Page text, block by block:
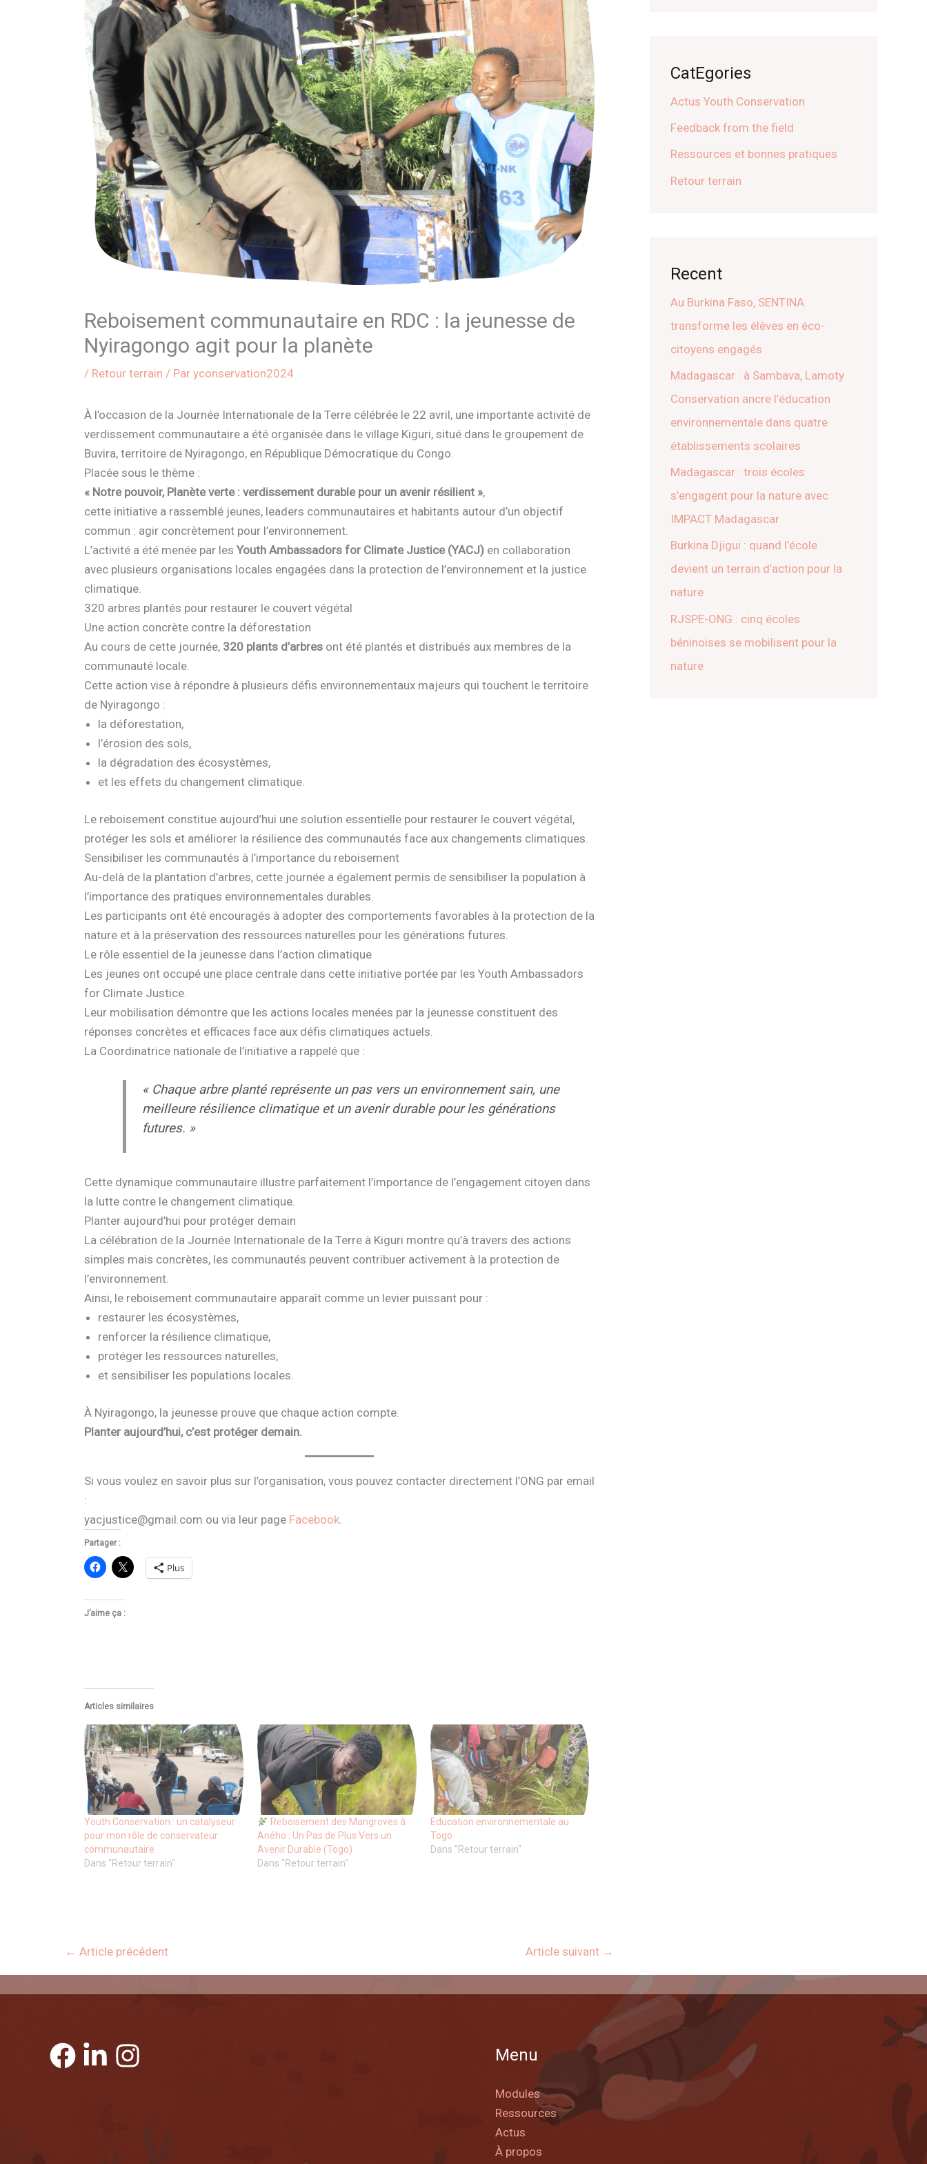
Reboisement communautaire en RDC : la jeunesse de
Nyiragongo agit pour la planète
/ Retour terrain / Par yconservation2024
À l’occasion de la Journée Internationale de la Terre célébrée le 22 avril, une importante activité de
verdissement communautaire a été organisée dans le village Kiguri, situé dans le groupement de
Buvira, territoire de Nyiragongo, en République Démocratique du Congo.
Placée sous le thème :
« Notre pouvoir, Planète verte : verdissement durable pour un avenir résilient »,
cette initiative a rassemblé jeunes, leaders communautaires et habitants autour d’un objectif
commun : agir concrètement pour l’environnement.
L’activité a été menée par les Youth Ambassadors for Climate Justice (YACJ) en collaboration
avec plusieurs organisations locales engagées dans la protection de l’environnement et la justice
climatique.
320 arbres plantés pour restaurer le couvert végétal
Une action concrète contre la déforestation
Au cours de cette journée, 320 plants d’arbres ont été plantés et distribués aux membres de la
communauté locale.
Cette action vise à répondre à plusieurs défis environnementaux majeurs qui touchent le territoire
de Nyiragongo :
la déforestation,
l’érosion des sols,
la dégradation des écosystèmes,
et les effets du changement climatique.
Le reboisement constitue aujourd’hui une solution essentielle pour restaurer le couvert végétal,
protéger les sols et améliorer la résilience des communautés face aux changements climatiques.
Sensibiliser les communautés à l’importance du reboisement
Au-delà de la plantation d’arbres, cette journée a également permis de sensibiliser la population à
l’importance des pratiques environnementales durables.
Les participants ont été encouragés à adopter des comportements favorables à la protection de la
nature et à la préservation des ressources naturelles pour les générations futures.
Le rôle essentiel de la jeunesse dans l’action climatique
Les jeunes ont occupé une place centrale dans cette initiative portée par les Youth Ambassadors
for Climate Justice.
Leur mobilisation démontre que les actions locales menées par la jeunesse constituent des
réponses concrètes et efficaces face aux défis climatiques actuels.
La Coordinatrice nationale de l’initiative a rappelé que :
« Chaque arbre planté représente un pas vers un environnement sain, une
meilleure résilience climatique et un avenir durable pour les générations
futures. »
Cette dynamique communautaire illustre parfaitement l’importance de l’engagement citoyen dans
la lutte contre le changement climatique.
Planter aujourd’hui pour protéger demain
La célébration de la Journée Internationale de la Terre à Kiguri montre qu’à travers des actions
simples mais concrètes, les communautés peuvent contribuer activement à la protection de
l’environnement.
Ainsi, le reboisement communautaire apparaît comme un levier puissant pour :
restaurer les écosystèmes,
renforcer la résilience climatique,
protéger les ressources naturelles,
et sensibiliser les populations locales.
À Nyiragongo, la jeunesse prouve que chaque action compte.
Planter aujourd’hui, c’est protéger demain.
Si vous voulez en savoir plus sur l’organisation, vous pouvez contacter directement l’ONG par email
:
yacjustice@gmail.com ou via leur page Facebook
Partager :
Plus
J’aime ça :
Articles similaires
Youth Conservation : un catalyseur
pour mon rôle de conservateur
communautaire
Dans "Retour terrain"
Reboisement des Mangroves à
Aného : Un Pas de Plus Vers un
Avenir Durable (Togo)
Dans "Retour terrain"
Education environnementale au
Togo
Dans "Retour terrain"
← Article précédent Article suivant →
CatEgories
Actus Youth Conservation
Feedback from the field
Ressources et bonnes pratiques
Retour terrain
Recent
Au Burkina Faso, SENTINA
transforme les élèves en éco-
citoyens engagés
Madagascar : à Sambava, Lamoty
Conservation ancre l’éducation
environnementale dans quatre
établissements scolaires
Madagascar : trois écoles
s’engagent pour la nature avec
IMPACT Madagascar
Burkina Djigui : quand l’école
devient un terrain d’action pour la
nature
RJSPE-ONG : cinq écoles
béninoises se mobilisent pour la
nature
Menu
Modules
Ressources
Actus
À propos